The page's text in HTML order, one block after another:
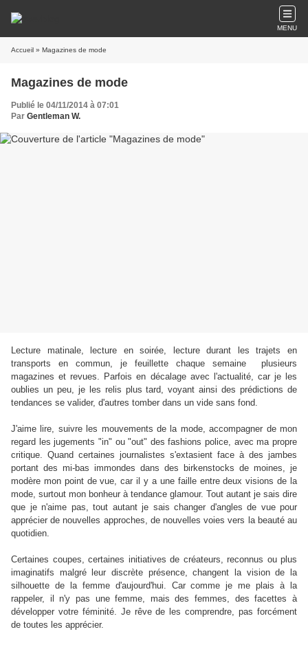
MENU
Accueil » Magazines de mode
Magazines de mode
Publié le 04/11/2014 à 07:01
Par Gentleman W.
Lecture matinale, lecture en soirée, lecture durant les trajets en
transports en commun, je feuillette chaque semaine plusieurs
magazines et revues. Parfois en décalage avec l'actualité, car je les
oublies un peu, je les relis plus tard, voyant ainsi des prédictions de
tendances se valider, d'autres tomber dans un vide sans fond.
J'aime lire, suivre les mouvements de la mode, accompagner de mon
regard les jugements "in" ou "out" des fashions police, avec ma propre
critique. Quand certaines journalistes s'extasient face à des jambes
portant des mi-bas immondes dans des birkenstocks de moines, je
modère mon point de vue, car il y a une faille entre deux visions de la
mode, surtout mon bonheur à tendance glamour. Tout autant je sais dire
que je n'aime pas, tout autant je sais changer d'angles de vue pour
apprécier de nouvelles approches, de nouvelles voies vers la beauté au
quotidien.
Certaines coupes, certaines initiatives de créateurs, reconnus ou plus
imaginatifs malgré leur discrète présence, changent la vision de la
silhouette de la femme d'aujourd'hui. Car comme je me plais à la
rappeler, il n'y pas une femme, mais des femmes, des facettes à
développer votre féminité. Je rêve de les comprendre, pas forcément
de toutes les apprécier.